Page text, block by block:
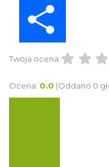
Twoja ocena:
Ocena: 0.0 (Oddano 0